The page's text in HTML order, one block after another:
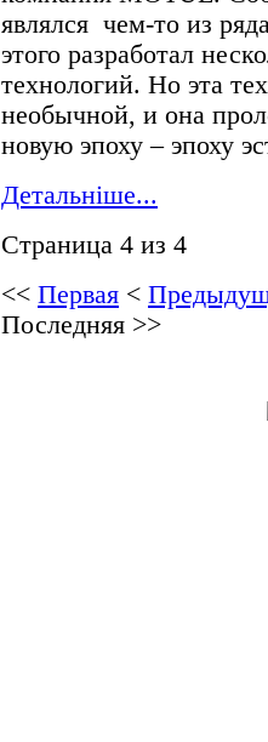
являлся чем-то из
этого разработал
технологий. Но эта
необычной, и она
новую эпоху – эпоху
Детальнiше...
Страница 4 из 4
<< Первая <
Последняя >>